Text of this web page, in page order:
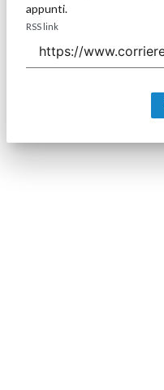
appunti.
RSS link